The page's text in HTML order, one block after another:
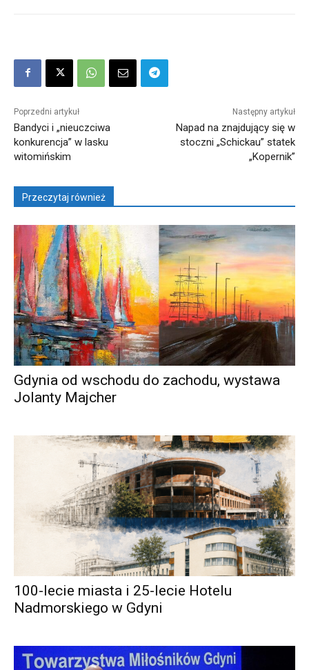
Poprzedni artykuł
Bandyci i „nieuczciwa
konkurencja” w lasku
witomińskim
Następny artykuł
Napad na znajdujący się w
stoczni „Schickau” statek
„Kopernik”
Przeczytaj również
Gdynia od wschodu do zachodu, wystawa
Jolanty Majcher
100-lecie miasta i 25-lecie Hotelu
Nadmorskiego w Gdyni